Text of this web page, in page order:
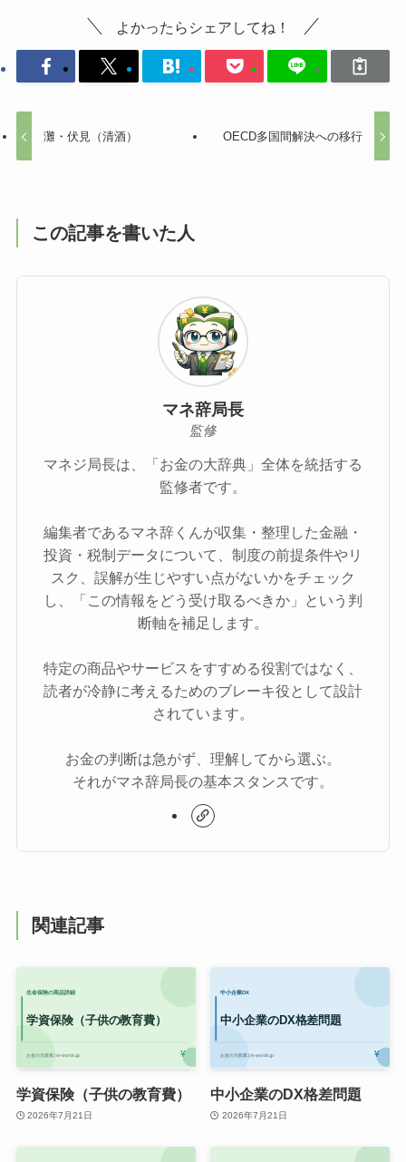
よかったらシェアしてね！
灘・伏見（清酒） OECD多国間解決への移行
この記事を書いた人
マネ辞局長
監修
マネジ局長は、「お金の大辞典」全体を統括する
監修者です。
編集者であるマネ辞くんが収集・整理した金融・
投資・税制データについて、制度の前提条件やリ
スク、誤解が生じやすい点がないかをチェック
し、「この情報をどう受け取るべきか」という判
断軸を補足します。
特定の商品やサービスをすすめる役割ではなく、
読者が冷静に考えるためのブレーキ役として設計
されています。
お金の判断は急がず、理解してから選ぶ。
それがマネ辞局長の基本スタンスです。
関連記事
学資保険（子供の教育費）
2026年7月21日
中小企業のDX格差問題
2026年7月21日